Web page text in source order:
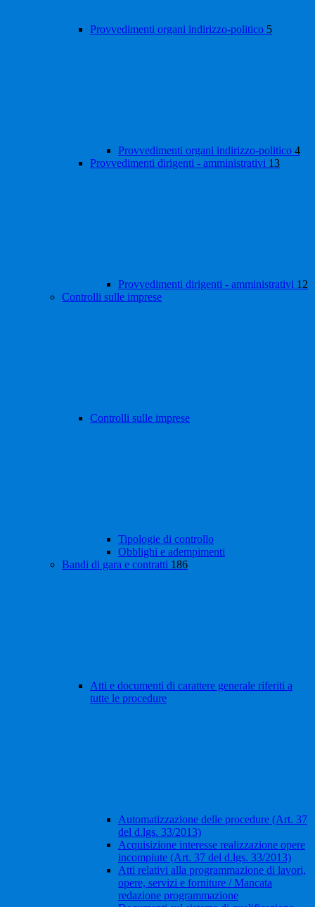
Provvedimenti organi indirizzo-politico 5
Provvedimenti organi indirizzo-politico 4
Provvedimenti dirigenti - amministrativi 13
Provvedimenti dirigenti - amministrativi 12
Controlli sulle imprese
Controlli sulle imprese
Tipologie di controllo
Obblighi e adempimenti
Bandi di gara e contratti 186
Atti e documenti di carattere generale riferiti a
tutte le procedure
Automatizzazione delle procedure (Art. 37
del d.lgs. 33/2013)
Acquisizione interesse realizzazione opere
incompiute (Art. 37 del d.lgs. 33/2013)
Atti relativi alla programmazione di lavori,
opere, servizi e forniture / Mancata
redazione programmazione